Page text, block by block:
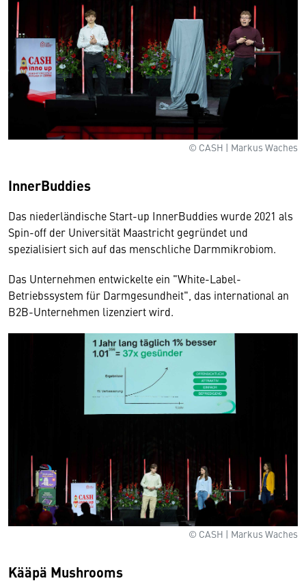
© CASH | Markus Waches
InnerBuddies
Das niederländische Start-up InnerBuddies wurde 2021 als
Spin-off der Universität Maastricht gegründet und
spezialisiert sich auf das menschliche Darmmikrobiom.
Das Unternehmen entwickelte ein "White-Label-
Betriebssystem für Darmgesundheit", das international an
B2B-Unternehmen lizenziert wird.
© CASH | Markus Waches
Kääpä Mushrooms